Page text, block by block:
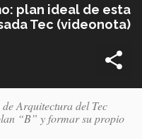
plan ideal de esta
Tec (videonota)
Arquitectura del Tec
“B” y formar su propio